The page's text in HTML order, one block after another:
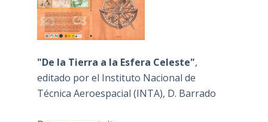
"De la Tierra a la Esfera Celeste",
editado por el Instituto Nacional de
Técnica Aeroespacial (INTA), D. Barrado